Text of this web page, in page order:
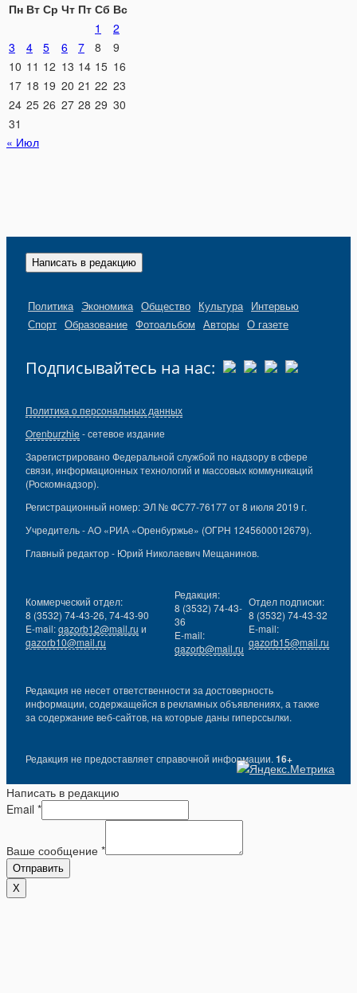
Пн Вт Ср Чт Пт Сб Вс
1
2
3
4 5 6 7 8
9
10 11 12 13 14 15 16
17 18 19 20 21 22 23
24 25 26 27 28 29 30
31
« Июл
Написать в редакцию
Политика Экономика Общество Культура Интервью
Спорт Образование Фотоальбом Авторы О газете
Подписывайтесь на нас:
Политика о персональных данных
Orenburzhie - сетевое издание
Зарегистрировано Федеральной службой по надзору в сфере
связи, информационных технологий и массовых коммуникаций
(Роскомнадзор).
Регистрационный номер: ЭЛ № ФС77-76177 от 8 июля 2019 г.
Учредитель - АО «РИА «Оренбуржье» (ОГРН 1245600012679).
Главный редактор - Юрий Николаевич Мещанинов.
Коммерческий отдел:
8 (3532) 74-43-26, 74-43-90
E-mail:gazorb12@mail.ru и
gazorb10@mail.ru
Редакция:
8 (3532) 74-43-
36
E-mail:
gazorb@mail.ru
Отдел подписки:
8 (3532) 74-43-32
E-mail:
gazorb15@mail.ru
Редакция не несет ответственности за достоверность
информации, содержащейся в рекламных объявлениях, а также
за содержание веб-сайтов, на которые даны гиперссылки.
Редакция не предоставляет справочной информации. 16+
Написать в редакцию
Email *
Ваше сообщение *
Отправить
X